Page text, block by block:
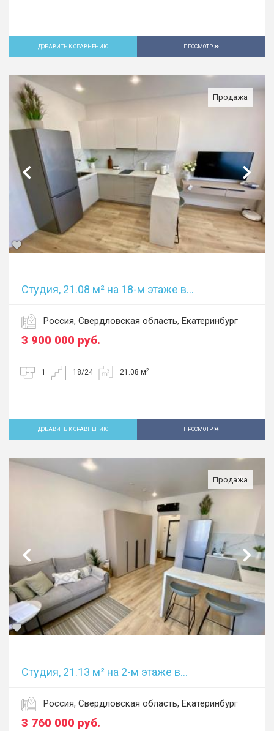
ДОБАВИТЬ К СРАВНЕНИЮ ПРОСМОТР
Продажа
Студия, 21.08 м² на 18-м этаже в...
Россия, Свердловская область, Екатеринбург
3 900 000 руб.
1 18/24 21.08 м2
ДОБАВИТЬ К СРАВНЕНИЮ ПРОСМОТР
Продажа
Студия, 21.13 м² на 2-м этаже в...
Россия, Свердловская область, Екатеринбург
3 760 000 руб.